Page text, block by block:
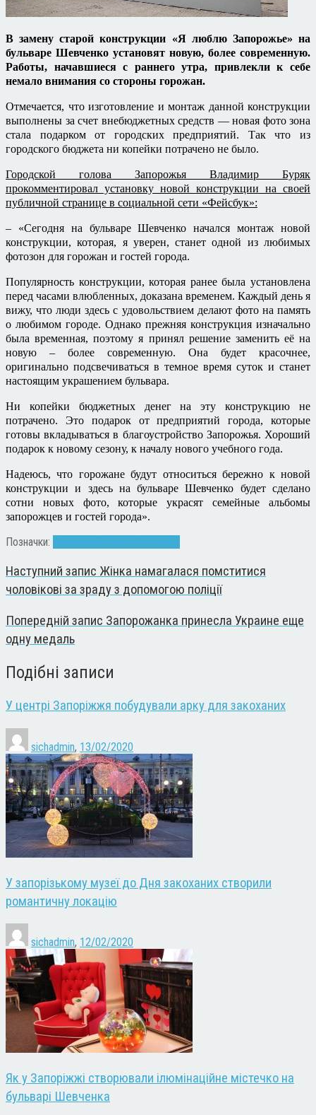
В замену старой конструкции «Я люблю Запорожье» на
бульваре Шевченко установят новую, более современную.
Работы, начавшиеся с раннего утра, привлекли к себе
немало внимания со стороны горожан.
Отмечается, что изготовление и монтаж данной конструкции
выполнены за счет внебюджетных средств — новая фото зона
стала подарком от городских предприятий. Так что из
городского бюджета ни копейки потрачено не было.
Городской голова Запорожья Владимир Буряк
прокомментировал установку новой конструкции на своей
публичной странице в социальной сети «Фейсбук»:
– «Сегодня на бульваре Шевченко начался монтаж новой
конструкции, которая, я уверен, станет одной из любимых
фотозон для горожан и гостей города.
Популярность конструкции, которая ранее была установлена
перед часами влюбленных, доказана временем. Каждый день я
вижу, что люди здесь с удовольствием делают фото на память
о любимом городе. Однако прежняя конструкция изначально
была временная, поэтому я принял решение заменить её на
новую – более современную. Она будет красочнее,
оригинально подсвечиваться в темное время суток и станет
настоящим украшением бульвара.
Ни копейки бюджетных денег на эту конструкцию не
потрачено. Это подарок от предприятий города, которые
готовы вкладываться в благоустройство Запорожья. Хороший
подарок к новому сезону, к началу нового учебного года.
Надеюсь, что горожане будут относиться бережно к новой
конструкции и здесь на бульваре Шевченко будет сделано
сотни новых фото, которые украсят семейные альбомы
запорожцев и гостей города».
Позначки:
Наступний запис Жінка намагалася помститися
чоловікові за зраду з допомогою поліції
Попередній запис Запорожанка принесла Украине еще
одну медаль
Подібні записи
У центрі Запоріжжя побудували арку для закоханих
sichadmin, 13/02/2020
У запорізькому музеї до Дня закоханих створили
романтичну локацію
sichadmin, 12/02/2020
Як у Запоріжжі створювали ілюмінаційне містечко на
бульварі Шевченка